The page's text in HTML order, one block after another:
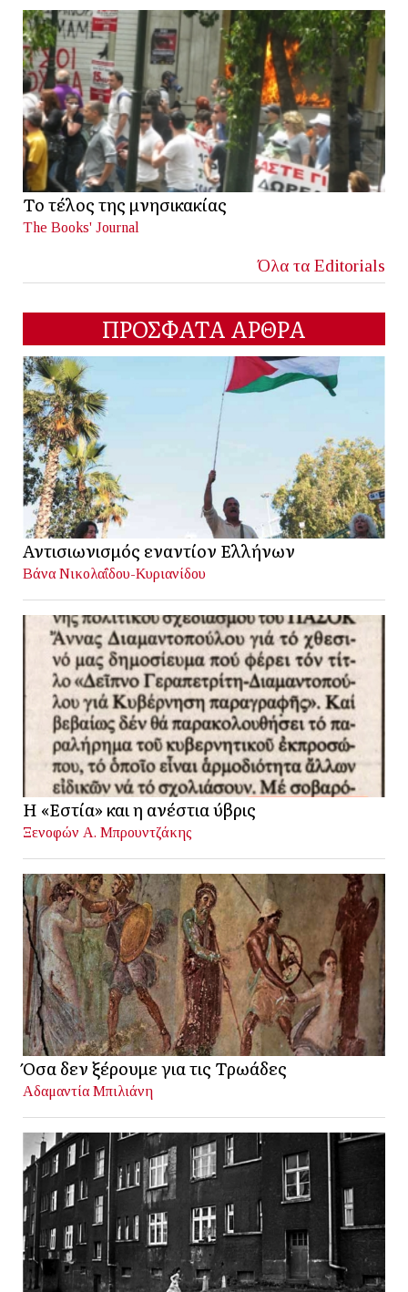
Το τέλος της μνησικακίας
The Books' Journal
Όλα τα Editorials
ΠΡΟΣΦΑΤΑ ΑΡΘΡΑ
Αντισιωνισμός εναντίον Ελλήνων
Βάνα Νικολαΐδου-Κυριανίδου
Η «Εστία» και η ανέστια ύβρις
Ξενοφών Α. Μπρουντζάκης
Όσα δεν ξέρουμε για τις Τρωάδες
Αδαμαντία Μπιλιάνη